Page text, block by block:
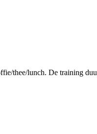
thee/lunch. De training